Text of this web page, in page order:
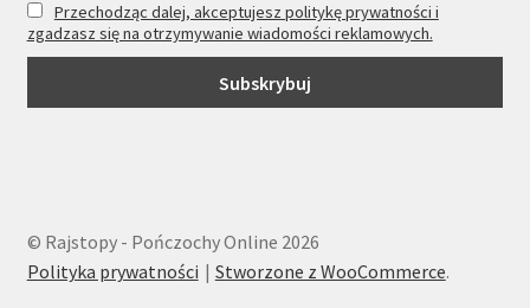
Przechodząc dalej, akceptujesz politykę prywatności i
zgadzasz się na otrzymywanie wiadomości reklamowych.
© Rajstopy - Pończochy Online 2026
Polityka prywatności
Stworzone z WooCommerce.